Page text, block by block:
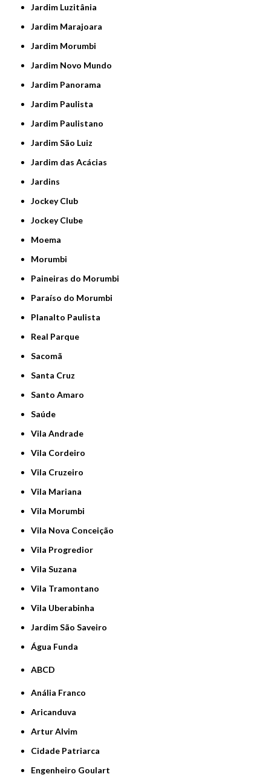
Jardim Luzitânia
Jardim Marajoara
Jardim Morumbi
Jardim Novo Mundo
Jardim Panorama
Jardim Paulista
Jardim Paulistano
Jardim São Luiz
Jardim das Acácias
Jardins
Jockey Club
Jockey Clube
Moema
Morumbi
Paineiras do Morumbi
Paraíso do Morumbi
Planalto Paulista
Real Parque
Sacomã
Santa Cruz
Santo Amaro
Saúde
Vila Andrade
Vila Cordeiro
Vila Cruzeiro
Vila Mariana
Vila Morumbi
Vila Nova Conceição
Vila Progredior
Vila Suzana
Vila Tramontano
Vila Uberabinha
jardim São Saveiro
Água Funda
ABCD
Anália Franco
Aricanduva
Artur Alvim
Cidade Patriarca
Engenheiro Goulart